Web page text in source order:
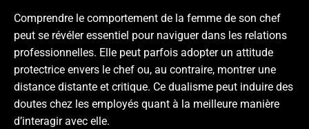
Comprendre le comportement de la femme de son chef
peut se révéler essentiel pour naviguer dans les relations
professionnelles. Elle peut parfois adopter un attitude
protectrice envers le chef ou, au contraire, montrer une
distance distante et critique. Ce dualisme peut induire des
doutes chez les employés quant à la meilleure manière
d’interagir avec elle.